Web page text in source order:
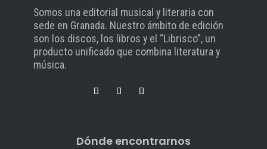
Somos una editorial musical y literaria con
sede en Granada. Nuestro ámbito de edición
son los discos, los libros y el “Librisco”, un
producto unificado que combina literatura y
música.
Dónde encontrarnos